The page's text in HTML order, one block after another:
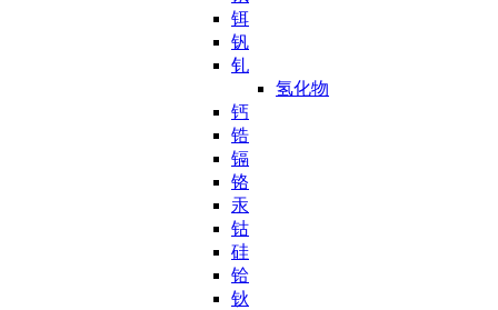
铒
钒
钆
氢化物
钙
锆
镉
铬
汞
钴
硅
铪
钬